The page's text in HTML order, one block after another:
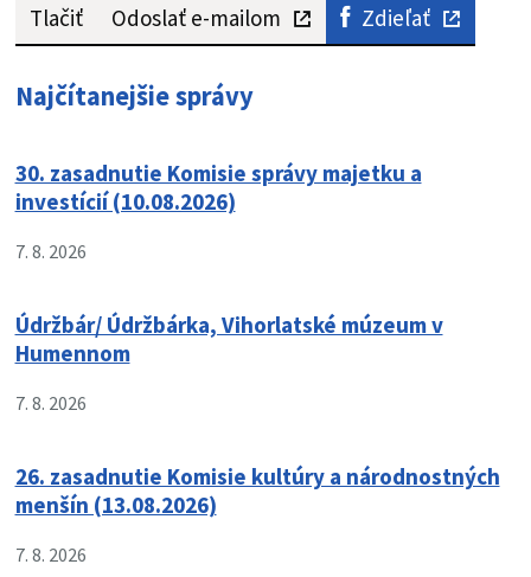
Tlačiť Odoslať e-mailom Zdieľať
Najčítanejšie správy
30. zasadnutie Komisie správy majetku a
investícií (10.08.2026)
7. 8. 2026
Údržbár/ Údržbárka, Vihorlatské múzeum v
Humennom
7. 8. 2026
26. zasadnutie Komisie kultúry a národnostných
menšín (13.08.2026)
7. 8. 2026